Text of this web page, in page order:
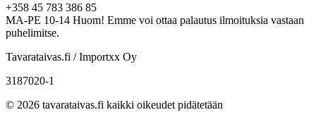
+358 45 783 386 85
MA-PE 10-14 Huom! Emme voi ottaa palautus ilmoituksia vastaan
puhelimitse.
Tavarataivas.fi / Importxx Oy
3187020-1
© 2026 tavarataivas.fi kaikki oikeudet pidätetään